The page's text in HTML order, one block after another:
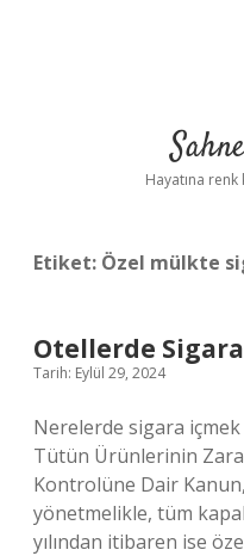
Hayatına
Etiket: Özel mülkte
Otellerde
Tarih: Eylül 29, 2024
Nerelerde sigara içmek
Tütün Ürünlerinin
Kontrolüne Dair Kanun,
yönetmelikle, tüm
yılından itibaren ise